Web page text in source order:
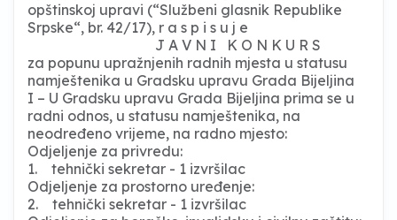
opštinskoj upravi (“Službeni glasnik Republike
Srpske“, br. 42/17), r a s p i s u j e
J A V N I K O N K U R S
za popunu upražnjenih radnih mjesta u statusu
namještenika u Gradsku upravu Grada Bijeljina
I – U Gradsku upravu Grada Bijeljina prima se u
radni odnos, u statusu namještenika, na
neodređeno vrijeme, na radno mjesto:
Odjeljenje za privredu:
1. tehnički sekretar - 1 izvršilac
Odjeljenje za prostorno uređenje:
2. tehnički sekretar - 1 izvršilac